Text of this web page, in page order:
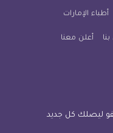
أطباء الإمارات
أعلن معنا
ليصلك كل جديد